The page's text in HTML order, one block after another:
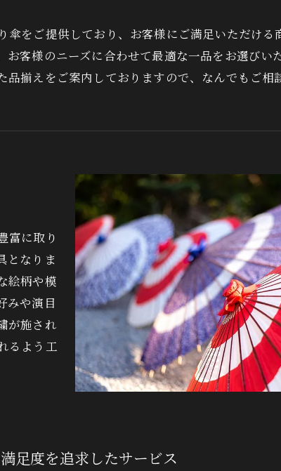
をご提供しており、お客様にご満足いただける
客様のニーズに合わせて最適な一品をお選びい
揃えをご案内しておりますので、なんでもご相
富に取り
となりま
絵柄や模
みや演目
が施され
るよう工
足度を追求したサービス